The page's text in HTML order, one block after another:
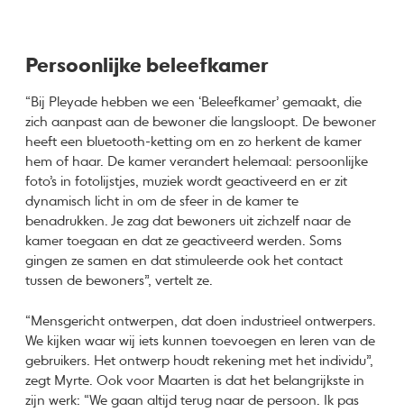
Persoonlijke beleefkamer
“Bij Pleyade hebben we een ‘Beleefkamer’ gemaakt, die
zich aanpast aan de bewoner die langsloopt. De bewoner
heeft een bluetooth-ketting om en zo herkent de kamer
hem of haar. De kamer verandert helemaal: persoonlijke
foto’s in fotolijstjes, muziek wordt geactiveerd en er zit
dynamisch licht in om de sfeer in de kamer te
benadrukken. Je zag dat bewoners uit zichzelf naar de
kamer toegaan en dat ze geactiveerd werden. Soms
gingen ze samen en dat stimuleerde ook het contact
tussen de bewoners”, vertelt ze.
“Mensgericht ontwerpen, dat doen industrieel ontwerpers.
We kijken waar wij iets kunnen toevoegen en leren van de
gebruikers. Het ontwerp houdt rekening met het individu”,
zegt Myrte. Ook voor Maarten is dat het belangrijkste in
zijn werk: “We gaan altijd terug naar de persoon. Ik pas